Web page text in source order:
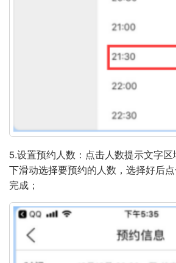
5.设置预约人数：点击人数提示文字
下滑动选择要预约的人数，选择好后点
完成；